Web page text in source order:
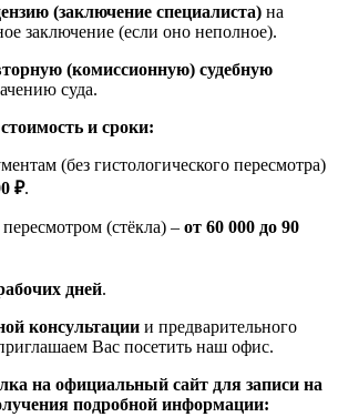
(заключение специалиста) на
заключение (если оно неполное).
(комиссионную) судебную
суда.
и сроки:
(без гистологического пересмотра)
₽.
(стёкла) – от 60 000 до 90
дней.
консультации и предварительного
Вас посетить наш офис.
на официальный сайт для записи на
подробной информации: